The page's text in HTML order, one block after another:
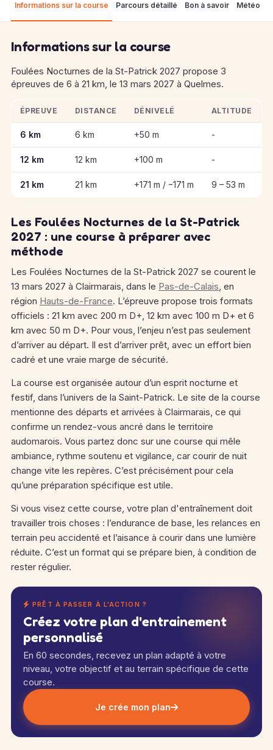
Informations sur la course Parcours détaillé Bon à savoir Météo
Informations sur la course
Foulées Nocturnes de la St-Patrick 2027 propose 3
épreuves de 6 à 21 km, le 13 mars 2027 à Quelmes.
Informations clés des épreuves de Foulées Nocturnes de la
ÉPREUVE DISTANCE DÉNIVELÉ ALTITUDE
6 km 6 km +50 m -
12 km 12 km +100 m -
21 km 21 km +171 m / −171 m 9 – 53 m
Les Foulées Nocturnes de la St-Patrick
2027 : une course à préparer avec
méthode
Les Foulées Nocturnes de la St-Patrick 2027 se courent le
13 mars 2027 à Clairmarais, dans le Pas-de-Calais, en
région Hauts-de-France. L’épreuve propose trois formats
officiels : 21 km avec 200 m D+, 12 km avec 100 m D+ et 6
km avec 50 m D+. Pour vous, l’enjeu n’est pas seulement
d’arriver au départ. Il est d’arriver prêt, avec un effort bien
cadré et une vraie marge de sécurité.
La course est organisée autour d’un esprit nocturne et
festif, dans l’univers de la Saint-Patrick. Le site de la course
mentionne des départs et arrivées à Clairmarais, ce qui
confirme un rendez-vous ancré dans le territoire
audomarois. Vous partez donc sur une course qui mêle
ambiance, rythme soutenu et vigilance, car courir de nuit
change vite les repères. C’est précisément pour cela
qu’une préparation spécifique est utile.
Si vous visez cette course, votre plan d'entraînement doit
travailler trois choses : l’endurance de base, les relances en
terrain peu accidenté et l’aisance à courir dans une lumière
réduite. C’est un format qui se prépare bien, à condition de
rester régulier.
PRÊT À PASSER À L'ACTION ?
Créez votre plan d'entrainement
personnalisé
En 60 secondes, recevez un plan adapté à votre
niveau, votre objectif et au terrain spécifique de cette
course.
Je crée mon plan